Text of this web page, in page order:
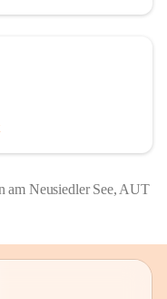
am Neusiedler See, AUT